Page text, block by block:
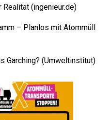
(ingenieur.de)
– Planlos mit Atommüll
Garching? (Umweltinstitut)